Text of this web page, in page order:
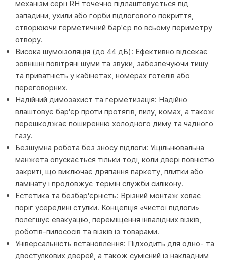
механізм серії RH точечно підлаштовується під
западини, ухили або горби підлогового покриття,
створюючи герметичний бар'єр по всьому периметру
отвору.
Висока шумоізоляція (до 44 дБ): Ефективно відсекає
зовнішні повітряні шуми та звуки, забезпечуючи тишу
та приватність у кабінетах, номерах готелів або
переговорних.
Надійний димозахист та герметизація: Надійно
влаштовує бар'єр проти протягів, пилу, комах, а також
перешкоджає поширенню холодного диму та чадного
газу.
Безшумна робота без зносу підлоги: Ущільнювальна
манжета опускається тільки тоді, коли двері повністю
закриті, що виключає дряпання паркету, плитки або
ламінату і продовжує термін служби силікону.
Естетика та безбар'єрність: Врізний монтаж ховає
поріг усередині стулки. Концепція «чистої підлоги»
полегшує евакуацію, переміщення інвалідних візків,
роботів-пилососів та візків із товарами.
Універсальність встановлення: Підходить для одно- та
двостулкових дверей, а також сумісний із накладним